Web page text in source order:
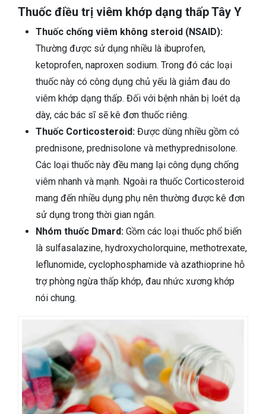
Thuốc điều trị viêm khớp dạng thấp Tây Y
Thuốc chống viêm không steroid (NSAID):
Thường được sử dụng nhiều là ibuprofen,
ketoprofen, naproxen sodium. Trong đó các loại
thuốc này có công dụng chủ yếu là giảm đau do
viêm khớp dạng thấp. Đối với bệnh nhân bị loét dạ
dày, các bác sĩ sẽ kê đơn thuốc riêng.
Thuốc Corticosteroid: Được dùng nhiều gồm có
prednisone, prednisolone và methyprednisolone.
Các loại thuốc này đều mang lại công dụng chống
viêm nhanh và mạnh. Ngoài ra thuốc Corticosteroid
mang đến nhiều dụng phụ nên thường được kê đơn
sử dụng trong thời gian ngắn.
Nhóm thuốc Dmard: Gồm các loại thuốc phổ biến
là sulfasalazine, hydroxycholorquine, methotrexate,
leflunomide, cyclophosphamide và azathioprine hỗ
trợ phòng ngừa thấp khớp, đau nhức xương khớp
nói chung.